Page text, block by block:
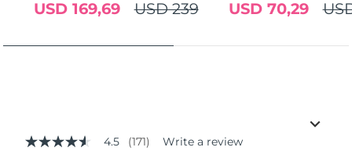
USD 239
USD 169,69 USD 70,29
4.5
4.5 (171) Write a review